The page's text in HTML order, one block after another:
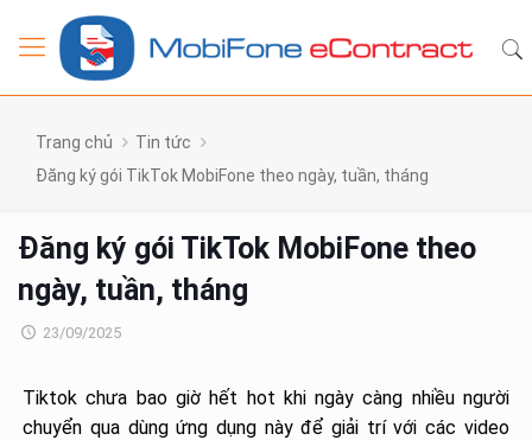
Trang chủ
Tin tức
Đăng ký gói TikTok MobiFone theo ngày, tuần, tháng
Đăng ký gói TikTok MobiFone theo
ngày, tuần, tháng
23/09/2025
Tiktok chưa bao giờ hết hot khi ngày càng nhiều người
chuyển qua dùng ứng dụng này để giải trí với các video